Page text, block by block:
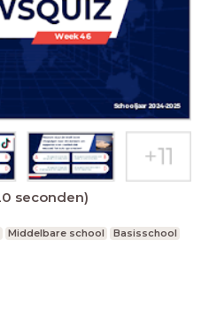
seconden)
Middelbare school
Basisschool